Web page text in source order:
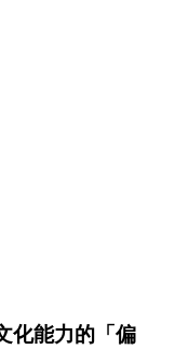
化能力的「偏